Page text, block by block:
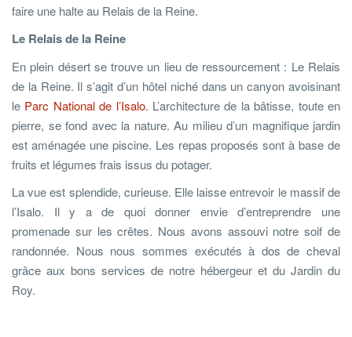
faire une halte au Relais de la Reine.
Le Relais de la Reine
En plein désert se trouve un lieu de ressourcement : Le Relais
de la Reine. Il s’agit d’un hôtel niché dans un canyon avoisinant
le Parc National de l’Isalo. L’architecture de la bâtisse, toute en
pierre, se fond avec la nature. Au milieu d’un magnifique jardin
est aménagée une piscine. Les repas proposés sont à base de
fruits et légumes frais issus du potager.
La vue est splendide, curieuse. Elle laisse entrevoir le massif de
l’Isalo. Il y a de quoi donner envie d’entreprendre une
promenade sur les crêtes. Nous avons assouvi notre soif de
randonnée. Nous nous sommes exécutés à dos de cheval
grâce aux bons services de notre hébergeur et du Jardin du
Roy.